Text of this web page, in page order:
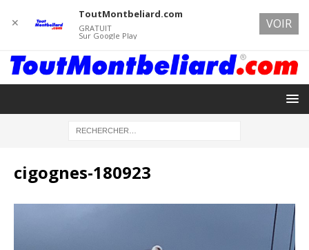
cigognes-180923
✕
ToutMontbeliard.com
GRATUIT
Sur Google Play
VOIR